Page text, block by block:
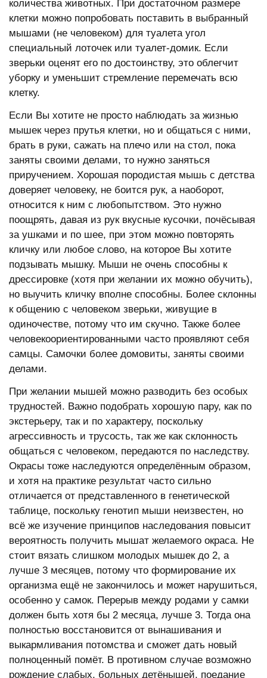
количества животных. При достаточном размере
клетки можно попробовать поставить в выбранный
мышами (не человеком) для туалета угол
специальный лоточек или туалет-домик. Если
зверьки оценят его по достоинству, это облегчит
уборку и уменьшит стремление перемечать всю
клетку.
Если Вы хотите не просто наблюдать за жизнью
мышек через прутья клетки, но и общаться с ними,
брать в руки, сажать на плечо или на стол, пока
заняты своими делами, то нужно заняться
приручением. Хорошая породистая мышь с детства
доверяет человеку, не боится рук, а наоборот,
относится к ним с любопытством. Это нужно
поощрять, давая из рук вкусные кусочки, почёсывая
за ушками и по шее, при этом можно повторять
кличку или любое слово, на которое Вы хотите
подзывать мышку. Мыши не очень способны к
дрессировке (хотя при желании их можно обучить),
но выучить кличку вполне способны. Более склонны
к общению с человеком зверьки, живущие в
одиночестве, потому что им скучно. Также более
человекоориентированными часто проявляют себя
самцы. Самочки более домовиты, заняты своими
делами.
При желании мышей можно разводить без особых
трудностей. Важно подобрать хорошую пару, как по
экстерьеру, так и по характеру, поскольку
агрессивность и трусость, так же как склонность
общаться с человеком, передаются по наследству.
Окрасы тоже наследуются определённым образом,
и хотя на практике результат часто сильно
отличается от представленного в генетической
таблице, поскольку генотип мыши неизвестен, но
всё же изучение принципов наследования повысит
вероятность получить мышат желаемого окраса. Не
стоит вязать слишком молодых мышек до 2, а
лучше 3 месяцев, потому что формирование их
организма ещё не закончилось и может нарушиться,
особенно у самок. Перерыв между родами у самки
должен быть хотя бы 2 месяца, лучше 3. Тогда она
полностью восстановится от вынашивания и
выкармливания потомства и сможет дать новый
полноценный помёт. В противном случае возможно
рождение слабых, больных детёнышей, поедание